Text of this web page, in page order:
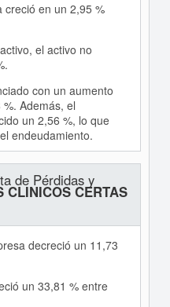
creció en un 2,95 %
el activo no
con un aumento
Además, el
un 2,56 %, lo que
endeudamiento.
de Pérdidas y
CLINICOS CERTAS
decreció un 11,73
un 33,81 % entre